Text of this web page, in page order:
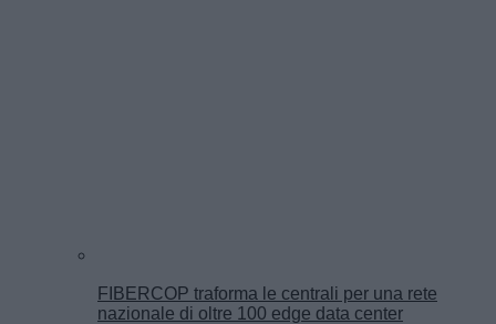
FIBERCOP traforma le centrali per una rete
nazionale di oltre 100 edge data center